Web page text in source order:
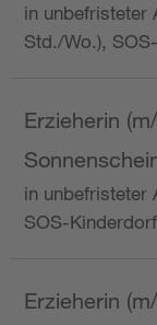
in unbefristeter
Std./Wo.),
Erzieherin
in unbefristeter
SOS-
Erzieherin